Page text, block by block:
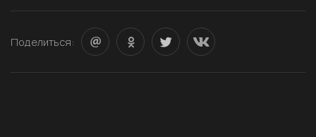
Поделиться: